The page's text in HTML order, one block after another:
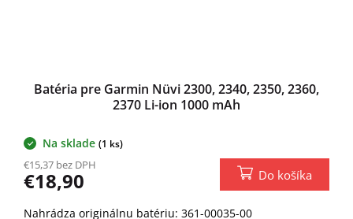
Batéria pre Garmin Nüvi 2300, 2340, 2350, 2360,
2370 Li-ion 1000 mAh
Na sklade (1 ks)
€15,37 bez DPH
€18,90 Do košíka
Nahrádza originálnu batériu: 361-00035-00